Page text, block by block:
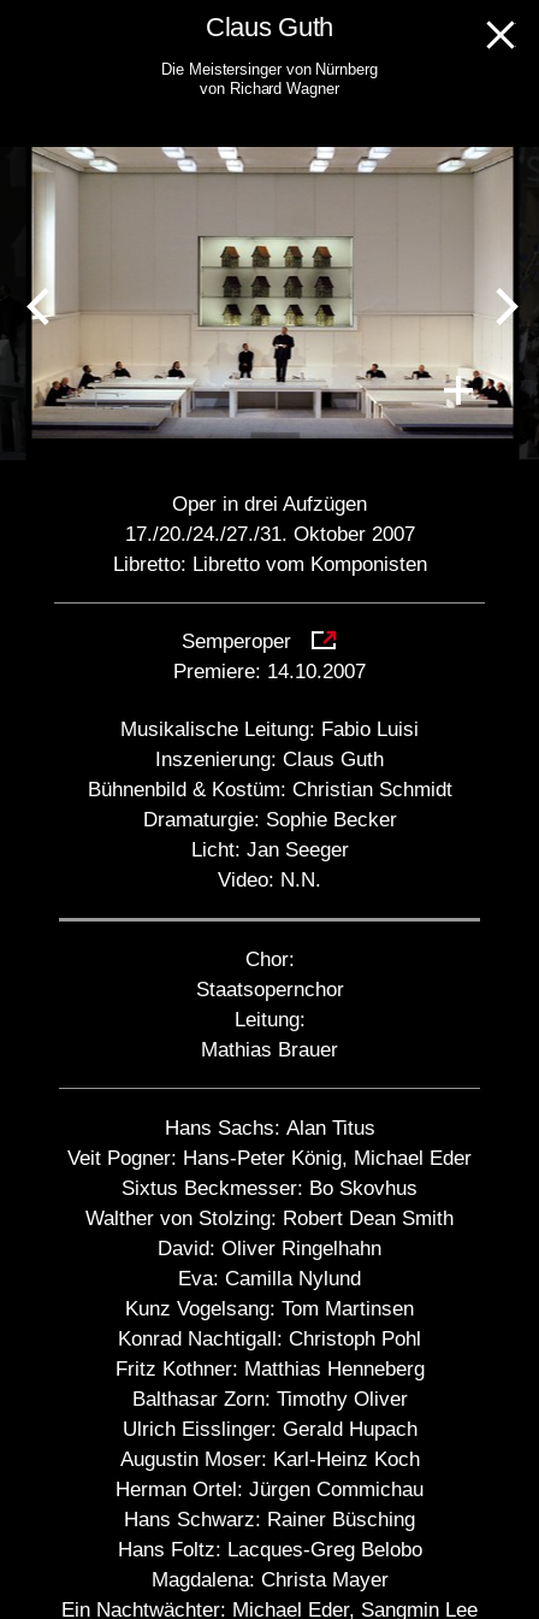
Claus Guth
Die Meistersinger von Nürnberg
von Richard Wagner
Oper in drei Aufzügen
17./20./24./27./31. Oktober 2007
Libretto: Libretto vom Komponisten
Semperoper
Premiere: 14.10.2007
Musikalische Leitung: Fabio Luisi
Inszenierung: Claus Guth
Bühnenbild & Kostüm: Christian Schmidt
Dramaturgie: Sophie Becker
Licht: Jan Seeger
Video: N.N.
Chor:
Staatsopernchor
Leitung:
Mathias Brauer
Hans Sachs: Alan Titus
Veit Pogner: Hans-Peter König, Michael Eder
Sixtus Beckmesser: Bo Skovhus
Walther von Stolzing: Robert Dean Smith
David: Oliver Ringelhahn
Eva: Camilla Nylund
Kunz Vogelsang: Tom Martinsen
Konrad Nachtigall: Christoph Pohl
Fritz Kothner: Matthias Henneberg
Balthasar Zorn: Timothy Oliver
Ulrich Eisslinger: Gerald Hupach
Augustin Moser: Karl-Heinz Koch
Herman Ortel: Jürgen Commichau
Hans Schwarz: Rainer Büsching
Hans Foltz: Lacques-Greg Belobo
Magdalena: Christa Mayer
Ein Nachtwächter: Michael Eder, Sangmin Lee